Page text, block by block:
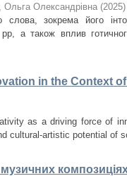
Ольга Олександрівна (2025)
зокрема його
а також вплив
in the Context
as a driving force of
cultural-artistic potential of